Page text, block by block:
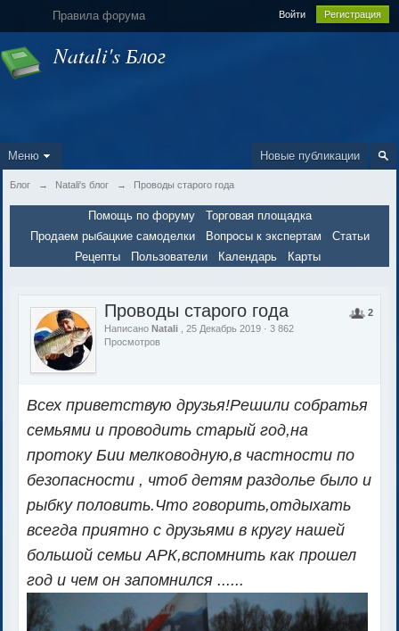
Правила форума Войти Регистрация
Natali's Блог
Новые публикации
Меню
Блог → Natali's блог → Проводы старого года
Помощь по форуму
Торговая площадка
Продаем рыбацкие самоделки
Вопросы к экспертам
Статьи
Рецепты
Пользователи Календарь Карты
2
Проводы старого года
НаписаноNatali
, 25 Декабрь 2019 · 3 862
Просмотров
Всех приветствую друзья!Решили собратья
семьями и проводить старый год,на
протоку Бии мелководную,в частности по
безопасности , чтоб детям раздолье было и
рыбку половить.Что говорить,отдыхать
всегда приятно с друзьями в кругу нашей
большой семьи АРК,вспомнить как прошел
год и чем он запомнился ......